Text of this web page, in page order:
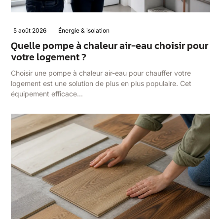
5 août 2026 Énergie & isolation
Quelle pompe à chaleur air-eau choisir pour
votre logement ?
Choisir une pompe à chaleur air-eau pour chauffer votre
logement est une solution de plus en plus populaire. Cet
équipement efficace…